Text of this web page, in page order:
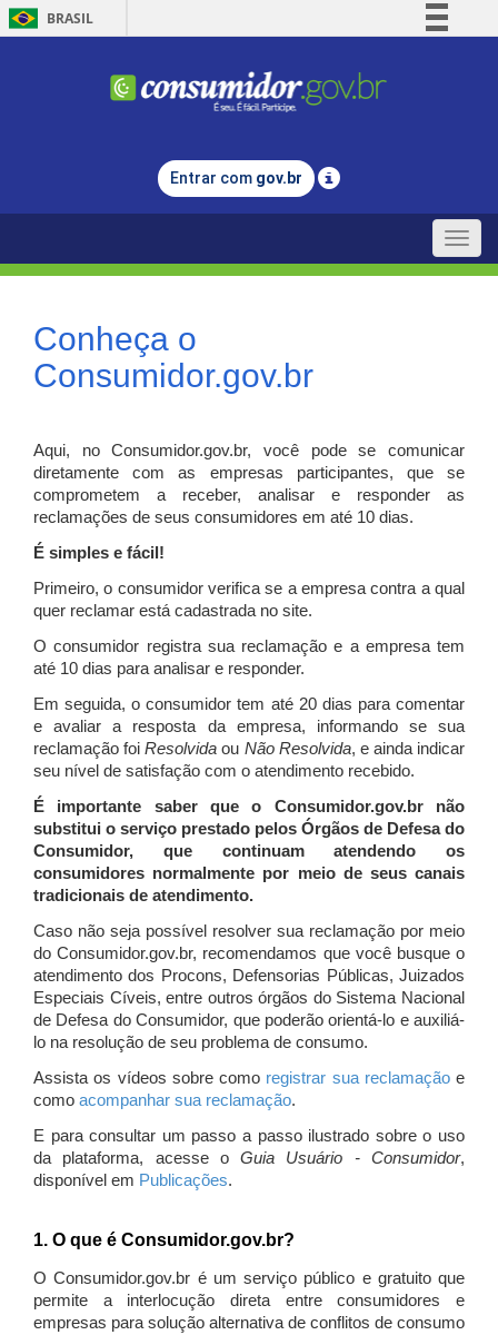
BRASIL
Comunica BR
Legislação
Entrar com gov.br
Toggle
Conheça o
Consumidor.gov.br
Aqui, no Consumidor.gov.br, você pode se comunicar
diretamente com as empresas participantes, que se
comprometem a receber, analisar e responder as
reclamações de seus consumidores em até 10 dias.
É simples e fácil!
Primeiro, o consumidor verifica se a empresa contra a qual
quer reclamar está cadastrada no site.
O consumidor registra sua reclamação e a empresa tem
até 10 dias para analisar e responder.
Em seguida, o consumidor tem até 20 dias para comentar
e avaliar a resposta da empresa, informando se sua
reclamação foiResolvida ou Não Resolvida, e ainda indicar
seu nível de satisfação com o atendimento recebido.
É importante saber que o Consumidor.gov.br não
substitui o serviço prestado pelos Órgãos de Defesa do
Consumidor, que continuam atendendo os
consumidores normalmente por meio de seus canais
tradicionais de atendimento.
Caso não seja possível resolver sua reclamação por meio
do Consumidor.gov.br, recomendamos que você busque o
atendimento dos Procons, Defensorias Públicas, Juizados
Especiais Cíveis, entre outros órgãos do Sistema Nacional
de Defesa do Consumidor, que poderão orientá-lo e auxiliá-
lo na resolução de seu problema de consumo.
Assista os vídeos sobre como registrar sua reclamaçãoe
como acompanhar sua reclamação.
E para consultar um passo a passo ilustrado sobre o uso
da plataforma, acesse oGuia Usuário - Consumidor,
disponível em Publicações.
1. O que é Consumidor.gov.br?
O Consumidor.gov.br é um serviço público e gratuito que
permite a interlocução direta entre consumidores e
empresas para solução alternativa de conflitos de consumo